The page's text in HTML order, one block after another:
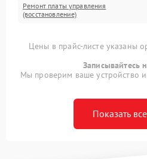
Ремонт платы управления
(восстановление)
Цены в прайс-листе указаны
Записывайтесь
Мы проверим ваше устройство
Показать